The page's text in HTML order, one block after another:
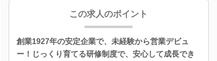
この求人のポイント
創業1927年の安定企業で、未経験から営業デビュ
ー！じっくり育てる研修制度で、安心して成長でき